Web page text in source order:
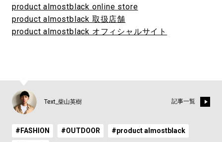
product almostblack online store
product almostblack 取扱店舗
product almostblack オフィシャルサイト
Text_柴山英樹 記事一覧
#FASHION #OUTDOOR #product almostblack